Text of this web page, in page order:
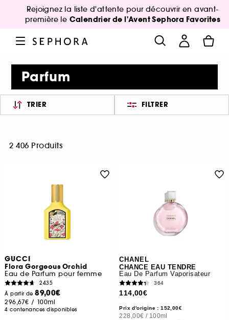
Rejoignez la liste d'attente pour découvrir en avant-
première le Calendrier de l'Avent Sephora Favorites
Parfum
TRIER FILTRER
2 406 Produits
GUCCI
Flora Gorgeous Orchid
Eau de Parfum pour femme
2435
À partir de89,00€
296,67€ / 100ml
4 contenances disponibles
CHANEL
CHANCE EAU TENDRE
Eau De Parfum Vaporisateur
364
114,00€
Prix d'origine : 152,00€
228,00€ / 100ml